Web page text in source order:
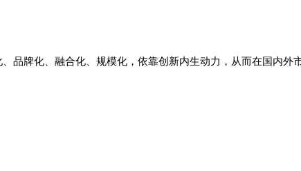
牌化、融合化、规模化，依靠创新内生动力，从而在国内外